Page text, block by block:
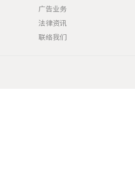
广告业务
法律资讯
联络我们